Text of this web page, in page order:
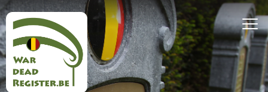
Overslaan
en
naar
de
inhoud
gaan